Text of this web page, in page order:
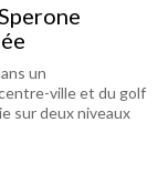
un
ville et du golf
sur deux niveaux